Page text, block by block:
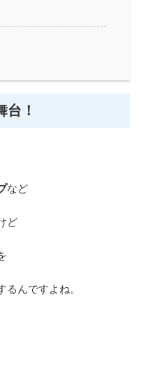
台！
など
ど
んですよね。